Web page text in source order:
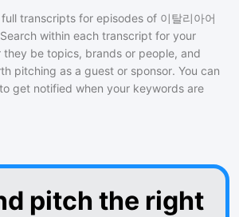
transcripts for episodes of 이탈리아어
within each transcript for your
be topics, brands or people, and
pitching as a guest or sponsor. You can
get notified when your keywords are
pitch the right